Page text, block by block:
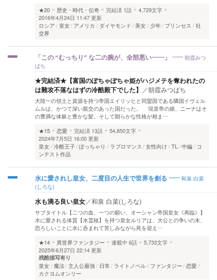
★20
歴史・時代・伝奇 完結済 1話
4,729文字
2016年4月24日 11:47 更新
ロシア
皇女 アメリカ ダイヤモンド 美女 少年 プリンセス
社
交界
「この “むっちり” な二の腕が、全部悪い――」
朝霞みつ
ばち
★完結済★【富国のぽちゃぽちゃ姫がハジメテを奪われたの
は難攻不落なはずの冷酷殿下でした】 ／朝霞みつばち
大陸一の領土と資源を持つ帝国エイリッヒと同盟国である隣国イヴェル
ムルは、かつて深い親交のあった国だった。 現皇帝の娘、ニーナはそ
の豊満な体躯と豊かな髪。そして朗らかな性格が相ま…
★15
恋愛 完結済 13話
54,850文字
2024年7月5日 16:00 更新
皇女 冷酷王子 ぽっちゃり ラブロマンス 女性向け TL 中編
コ
ンテスト作品
水に愛されし皇女、二度目の人生で世界を創る
和泉 白菜
(しろな)
水も滴る良い皇女／和泉 白菜(しろな)
サブタイトル【二つの血、一つの願い、オーシャン帝国皇女《再臨》】
水に愛される体質【水霊核】を持つ皇女ルリアは、大公との争いの末、
恐ろしいことに水に呑まれて苦しみながら死を迎え…
★14
異世界ファンタジー 連載中 6話
5,733文字
2025年6月27日 22:14 更新
残酷描写有り
皇女 魔法 主人公最強 日常 ライトノベル ファンタジー 恋愛
カクヨムオンリー